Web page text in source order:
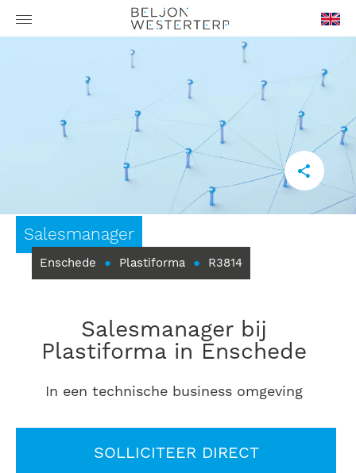
GB
Salesmanager
Enschede ● Plastiforma ● R3814
Salesmanager bij
Plastiforma in Enschede
In een technische business omgeving
SOLLICITEER DIRECT